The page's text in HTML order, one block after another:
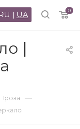
0
RU | UA
|
—